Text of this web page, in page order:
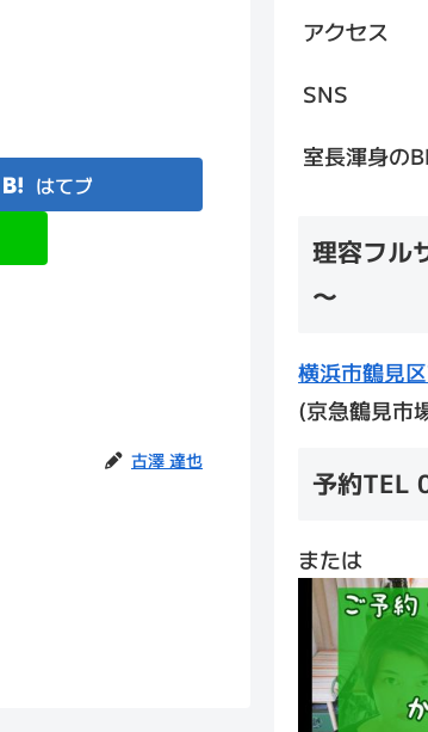
はてブ
古澤 達也
アクセス
SNS
室長渾身の
理容フル
～
横浜市鶴見
(京急鶴見市
予約TEL
または